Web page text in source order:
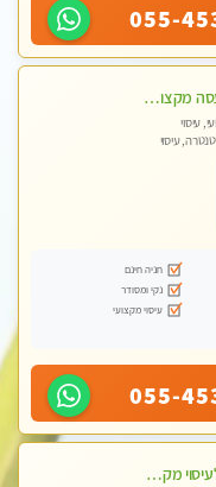
055-
לנשים בלבד..מעסה מקצועי לנשים בלבד
עיסוי
עיסוי
חניה חינם
נקי ומסודר
עיסוי מקצועי
055-
קליניקה פרטית לעיסוי מקצועי ואלטרנטיבי ברמה גבוהה VIP תתקשר ..... highly recommended..new in the city